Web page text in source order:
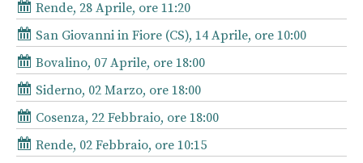
Rende, 28 Aprile, ore 11:20
San Giovanni in Fiore (CS), 14 Aprile, ore 10:00
Bovalino, 07 Aprile, ore 18:00
Siderno, 02 Marzo, ore 18:00
Cosenza, 22 Febbraio, ore 18:00
Rende, 02 Febbraio, ore 10:15